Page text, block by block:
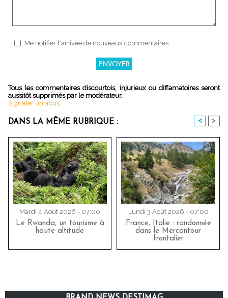
Me notifier l'arrivée de nouveaux commentaires
Tous les commentaires discourtois, injurieux ou diffamatoires seront
aussitôt supprimés par le modérateur.
Signaler un abus
DANS LA MÊME RUBRIQUE : < >
Mardi 4 Août 2026 - 07:00
Le Rwanda, un tourisme à
haute altitude
Lundi 3 Août 2026 - 07:00
France, Italie : randonnée
dans le Mercantour
frontalier